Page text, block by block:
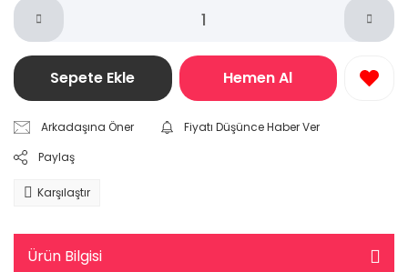
Sepete Ekle Hemen Al
Arkadaşına Öner
Fiyatı Düşünce Haber Ver
Paylaş
Karşılaştır
Ürün Bilgisi